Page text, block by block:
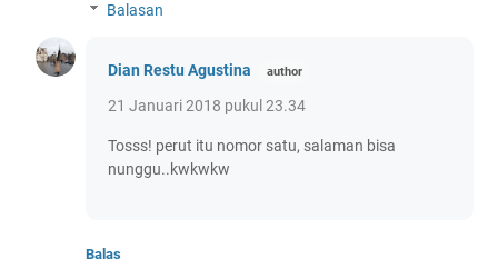
Balasan
Dian Restu Agustina
21 Januari 2018 pukul 23.34
Tosss! perut itu nomor satu, salaman bisa
nunggu..kwkwkw
Balas